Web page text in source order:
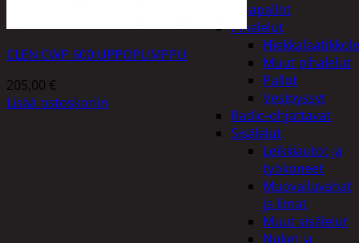
Ilmapallot
Pihalelut
Muut pihalelut
Pallot
Vesipyssyt
Radio-ohjattavat
Sisälelut
Leikkiautot ja
työkoneet
Muovailuvahat
ja limat
Muut sisälelut
Nuket ja
CLEN CWP 600 UPPOPUMPPU
205,00 €
Lisää ostoskoriin